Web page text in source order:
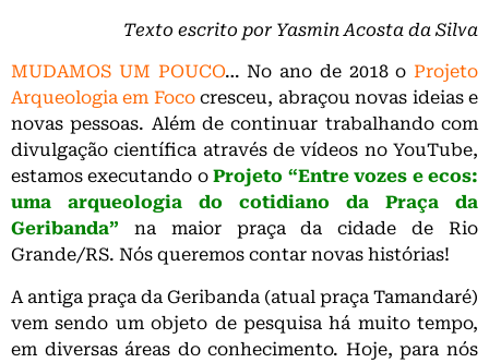
Texto escrito por Yasmin Acosta da Silva
MUDAMOS UM POUCO… No ano de 2018 o Projeto
Arqueologia em Fococresceu, abraçou novas ideias e
novas pessoas. Além de continuar trabalhando com
divulgação científica através de vídeos no YouTube,
estamos executando oProjeto “Entre vozes e ecos:
uma arqueologia do cotidiano da Praça da
Geribanda” na maior praça da cidade de Rio
Grande/RS. Nós queremos contar novas histórias!
A antiga praça da Geribanda (atual praça Tamandaré)
vem sendo um objeto de pesquisa há muito tempo,
em diversas áreas do conhecimento. Hoje, para nós